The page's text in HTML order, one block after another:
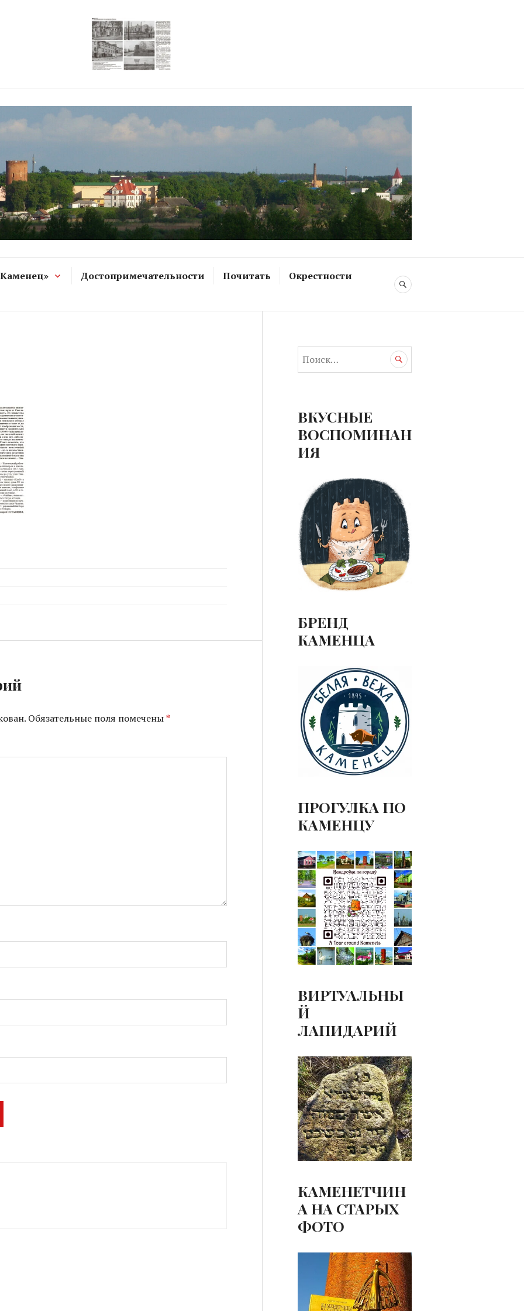
Каменец — Беларусь в
лучшем виде. История,
спрятанная от людей,
исчезает
Достопримечательности Почитать
Окрестности
ПОИСК
Обязательные поля помечены*
:ВКУСНЫЕ
ВОСПОМИНАН
ИЯ
БРЕНД
КАМЕНЦА
ПРОГУЛКА ПО
КАМЕНЦУ
ВИРТУАЛЬНЫ
Й
ЛАПИДАРИЙ
КАМЕНЕТЧИН
А НА СТАРЫХ
ФОТО